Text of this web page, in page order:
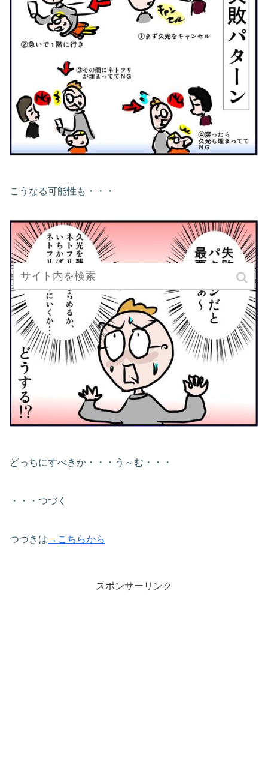
こうなる可能性も・・・
どっちにすべきか・・・う～む・・・
・・・つづく
つづきは →こちらから
スポンサーリンク